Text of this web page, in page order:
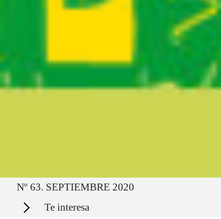
Ruta del sitio
Nº 63. SEPTIEMBRE 2020
Secciones Te interesa